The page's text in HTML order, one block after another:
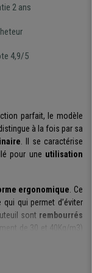
2 ans
4,9/5
parfait, le modèle
à la fois par sa
. Il se caractérise
pour une utilisation
ergonomique. Ce
qui permet d’éviter
sont rembourrés
de 30 et 40Kg/m3)